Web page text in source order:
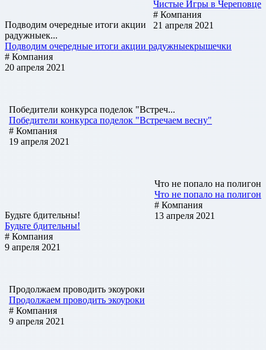
Чистые Игры в Череповце
# Компания
21 апреля 2021
Подводим очередные итоги акции
радужныек...
Подводим очередные итоги акции радужныекрышечки
# Компания
20 апреля 2021
Победители конкурса поделок "Встреч...
Победители конкурса поделок "Встречаем весну"
# Компания
19 апреля 2021
Что не попало на полигон
Что не попало на полигон
# Компания
13 апреля 2021
Будьте бдительны!
Будьте бдительны!
# Компания
9 апреля 2021
Продолжаем проводить экоуроки
Продолжаем проводить экоуроки
# Компания
9 апреля 2021